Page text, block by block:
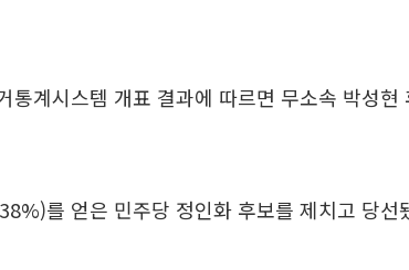
통계시스템 개표 결과에 따르면 무소속 박성현
를 얻은 민주당 정인화 후보를 제치고 당선